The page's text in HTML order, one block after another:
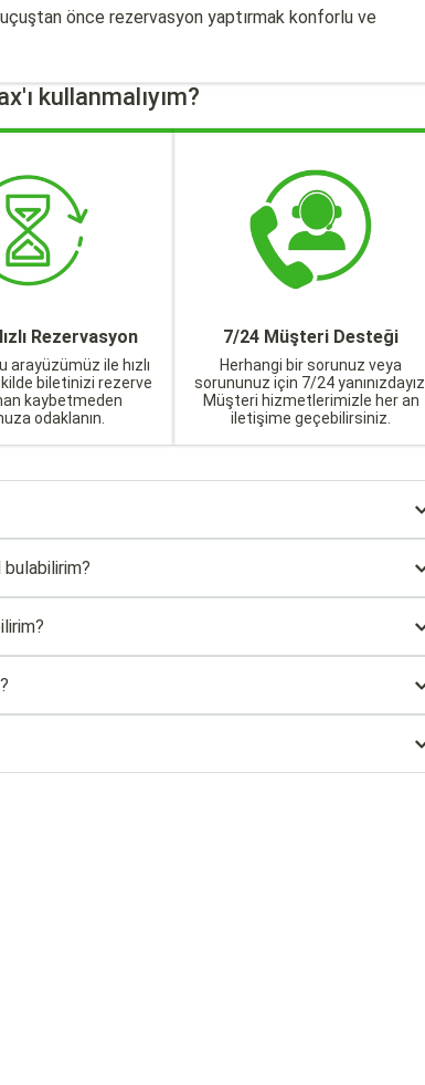
önce rezervasyon yaptırmak konforlu ve
kullanmalıyım?
Rezervasyon
arayüzümüz ile hızlı
biletinizi rezerve
kaybetmeden
odaklanın.
7/24 Müşteri Desteği
Herhangi bir sorunuz veya
sorununuz için 7/24 yanınızdayız.
Müşteri hizmetlerimizle her an
iletişime geçebilirsiniz.